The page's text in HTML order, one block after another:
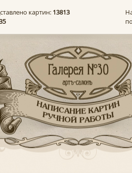
картин: 13813